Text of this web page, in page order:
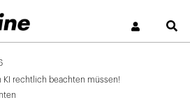
KI rechtlich beachten müssen!